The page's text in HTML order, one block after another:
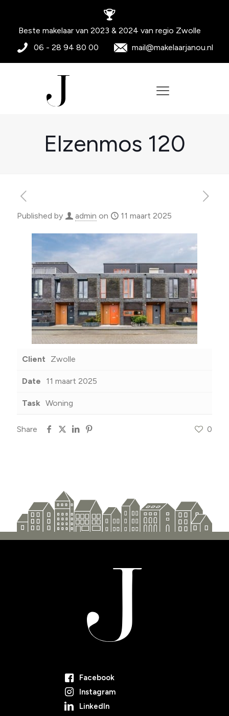
Beste makelaar van 2023 & 2024 van regio Zwolle
06 - 28 94 80 00
mail@makelaarjanou.nl
Elzenmos 120
Published by admin on 11 maart 2025
Client Zwolle
Date 11 maart 2025
Task Woning
Share 0
Facebook
Instagram
LinkedIn